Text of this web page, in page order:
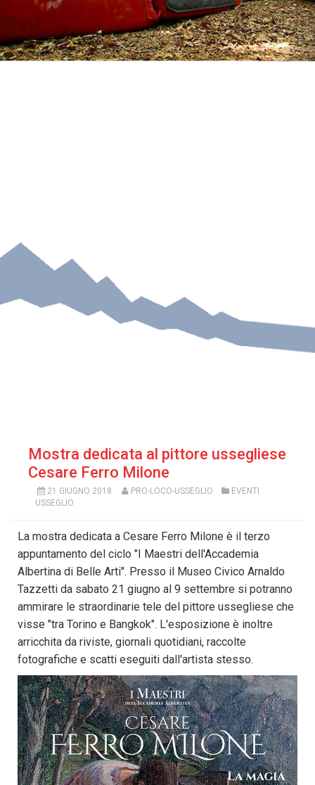
Mostra dedicata al pittore ussegliese
Cesare Ferro Milone
21 GIUGNO 2018 PRO-LOCO-USSEGLIO
EVENTI
USSEGLIO
La mostra dedicata a Cesare Ferro Milone è il terzo
appuntamento del ciclo "I Maestri dell'Accademia
Albertina di Belle Arti". Presso il Museo Civico Arnaldo
Tazzetti da sabato 21 giugno al 9 settembre si potranno
ammirare le straordinarie tele del pittore ussegliese che
visse "tra Torino e Bangkok". L'esposizione è inoltre
arricchita da riviste, giornali quotidiani, raccolte
fotografiche e scatti eseguiti dall'artista stesso.